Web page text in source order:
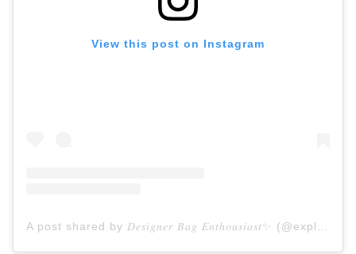
View this post on Instagram